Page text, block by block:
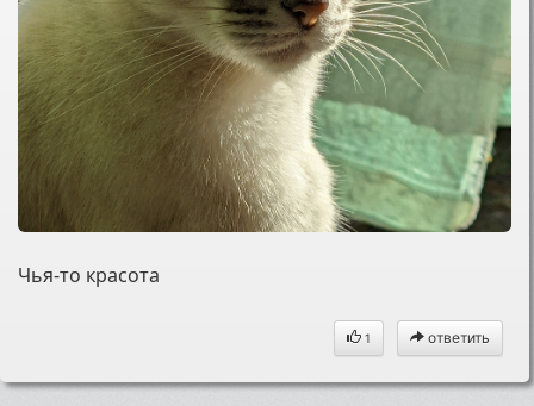
Чья-то красота
1 ответить